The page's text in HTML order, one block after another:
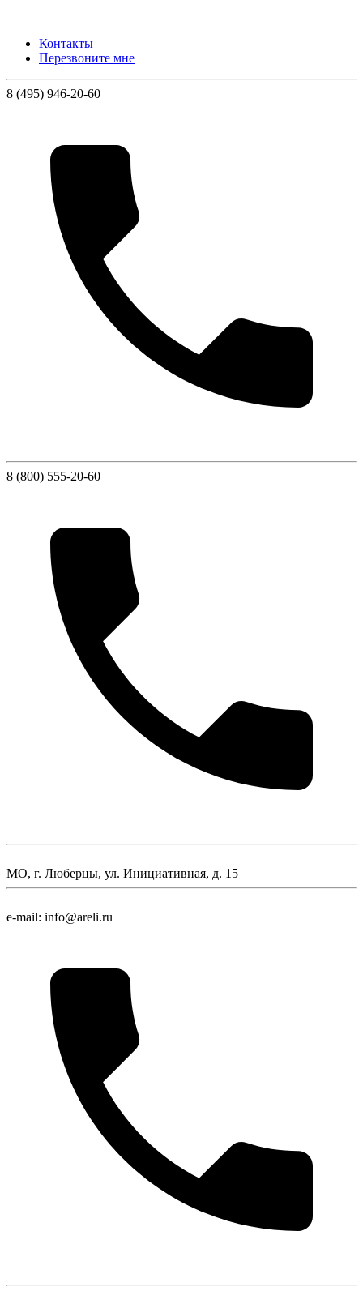
Контакты
Перезвоните мне
8 (495) 946-20-60
8 (800) 555-20-60
МО, г. Люберцы, ул. Инициативная, д. 15
e-mail: info@areli.ru